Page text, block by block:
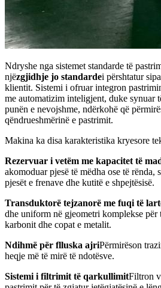
Ndryshe nga sistemet standarde të
njëzgjidhje jo standardei përshtatur
klientit. Sistemi i ofruar integron
me automatizim inteligjent, duke synuar
punën e nevojshme, ndërkohë që
qëndrueshmërinë e pastrimit.
Makina ka disa karakteristika kryesore
Rezervuar i vetëm me kapacitet të
akomoduar pjesë të mëdha ose të
pjesët e frenave dhe kutitë e shpejtësisë.
Transduktorë tejzanorë me fuqi të
dhe uniform në gjeometri komplekse për
karbonit dhe copat e metalit.
Ndihmë për flluska ajriPërmirëson
heqje më të mirë të ndotësve.
Sistemi i filtrimit të qarkullimitFiltron